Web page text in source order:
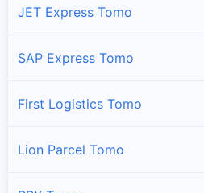
JET Express Tomo
SAP Express Tomo
First Logistics Tomo
Lion Parcel Tomo